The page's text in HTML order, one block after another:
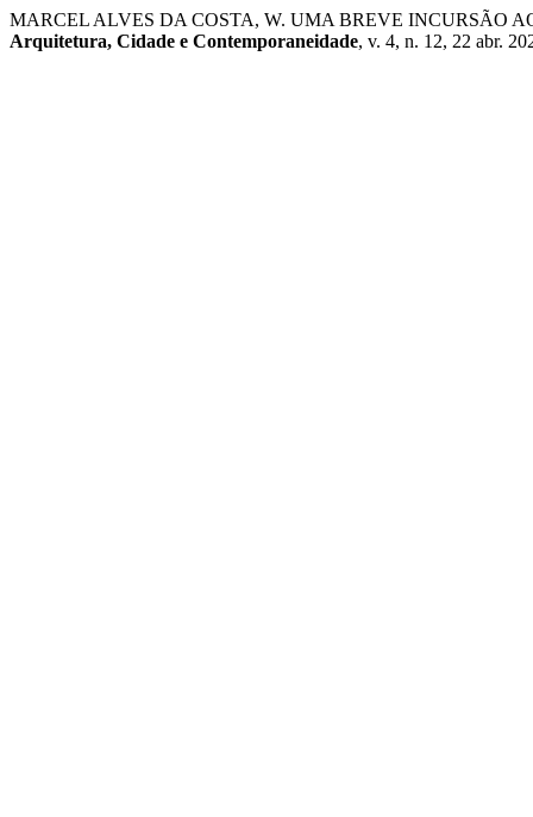
MARCEL ALVES DA COSTA, W. UMA BREVE INCURSÃO
Arquitetura, Cidade e Contemporaneidade, v. 4, n. 12, 22 abr.